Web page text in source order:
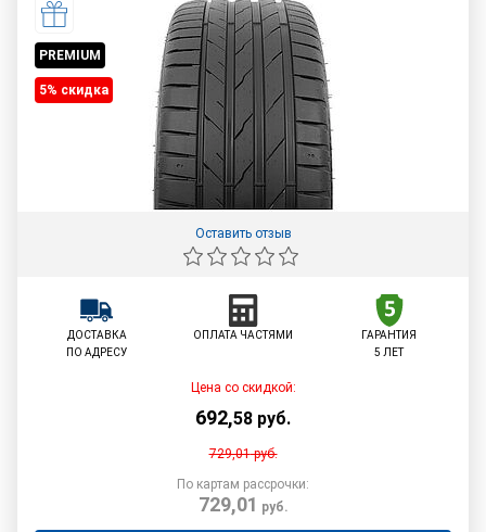
PREMIUM
5% cкидка
Оставить отзыв
ДОСТАВКА
ПО АДРЕСУ
ОПЛАТА ЧАСТЯМИ
ГАРАНТИЯ
5 ЛЕТ
Цена со скидкой:
692,58 руб.
729,01руб.
По картам рассрочки:
729,01 руб.